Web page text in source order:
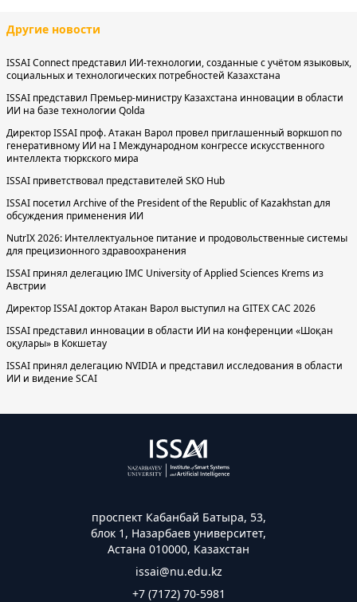
Другие новости
ISSAI Connect представил ИИ-технологии, созданные с учётом языковых,
социальных и технологических потребностей Казахстана
ISSAI представил Премьер-министру Казахстана инновации в области
ИИ на базе технологии Qolda
Директор ISSAI проф. Атакан Варол провел приглашенный воркшоп по
генеративному ИИ на I Международном конгрессе искусственного
интеллекта тюркского мира
ISSAI приветствовал представителей SKO Hub
ISSAI посетил Archive of the President of the Republic of Kazakhstan для
обсуждения применения ИИ
NutrIX 2026: Интеллектуальное питание и продовольственные системы
для прецизионного здравоохранения
ISSAI принял делегацию IMC University of Applied Sciences Krems из
Австрии
Директор ISSAI доктор Атакан Варол выступил на GITEX CAC 2026
ISSAI представил инновации в области ИИ на конференции «Шоқан
оқулары» в Кокшетау
ISSAI принял делегацию NVIDIA и представил исследования в области
ИИ и видение SCAI
проспект Кабанбай Батыра, 53,
блок 1, Назарбаев университет,
Астана 010000, Казахстан
issai@nu.edu.kz
+7 (7172) 70-5981